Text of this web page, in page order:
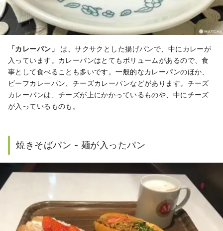
「カレーパン」
は、サクサクとした揚げパンで、中にカレーが
入っています。カレーパンはとてもボリュームがあるので、食
事として食べることも多いです。一般的なカレーパンのほか、
ビーフカレーパン、チーズカレーパンなどがあります。チーズ
カレーパンは、チーズが上にかかっているものや、中にチーズ
が入っているものも。
焼きそばパン - 麺が入ったパン